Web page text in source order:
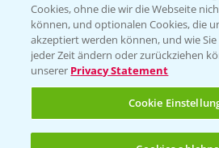
Folgen Sie
Cookies, ohne die wir die Webseite
können, und optionalen Cookies, die
akzeptiert werden können, und wie
jeder Zeit ändern oder zurückziehen
unserer Privacy Statement
Cookie